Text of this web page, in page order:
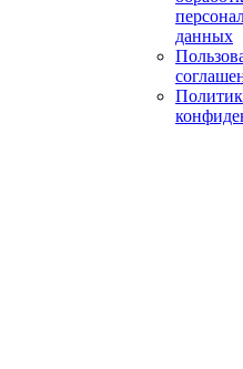
данных